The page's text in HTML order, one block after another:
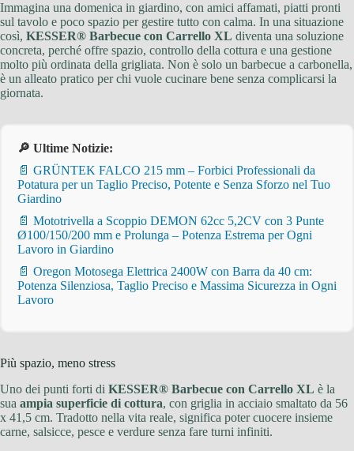
Immagina una domenica in giardino, con amici affamati, piatti pronti
sul tavolo e poco spazio per gestire tutto con calma. In una situazione
così, KESSER® Barbecue con Carrello XL diventa una soluzione
concreta, perché offre spazio, controllo della cottura e una gestione
molto più ordinata della grigliata. Non è solo un barbecue a carbonella,
è un alleato pratico per chi vuole cucinare bene senza complicarsi la
giornata.
🔎 Ultime Notizie:
📄 GRÜNTEK FALCO 215 mm – Forbici Professionali da
Potatura per un Taglio Preciso, Potente e Senza Sforzo nel Tuo
Giardino
📄 Mototrivella a Scoppio DEMON 62cc 5,2CV con 3 Punte
Ø100/150/200 mm e Prolunga – Potenza Estrema per Ogni
Lavoro in Giardino
📄 Oregon Motosega Elettrica 2400W con Barra da 40 cm:
Potenza Silenziosa, Taglio Preciso e Massima Sicurezza in Ogni
Lavoro
Più spazio, meno stress
Uno dei punti forti di KESSER® Barbecue con Carrello XL è la
sua ampia superficie di cottura, con griglia in acciaio smaltato da 56
x 41,5 cm. Tradotto nella vita reale, significa poter cuocere insieme
carne, salsicce, pesce e verdure senza fare turni infiniti.